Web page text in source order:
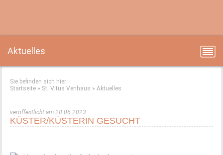
Aktuelles
Sie befinden sich hier:
Startseite » St. Vitus Venhaus »Aktuelles
veröffentlicht am 28.06.2023
KÜSTER/KÜSTERIN GESUCHT